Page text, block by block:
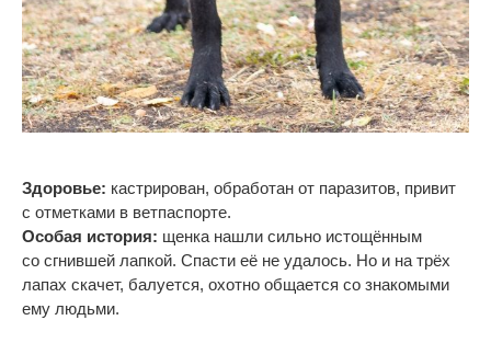
Здоровье: кастрирован, обработан от паразитов, привит
с отметками в ветпаспорте.
Особая история: щенка нашли сильно истощённым
со сгнившей лапкой. Спасти её не удалось. Но и на трёх
лапах скачет, балуется, охотно общается со знакомыми
ему людьми.